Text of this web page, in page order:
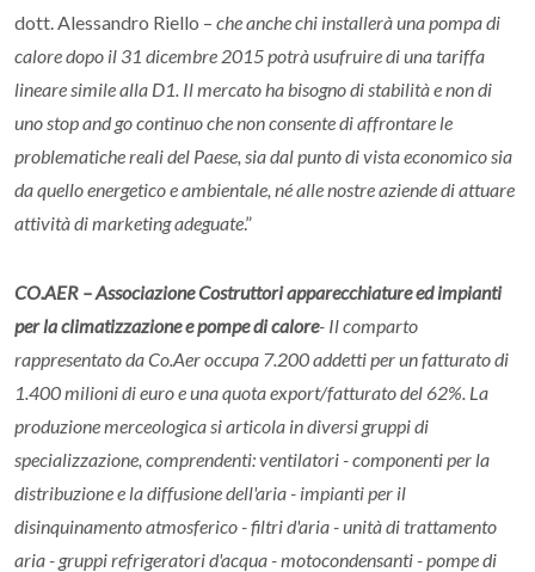
dott. Alessandro Riello – che anche chi installerà una pompa di
calore dopo il 31 dicembre 2015 potrà usufruire di una tariffa
lineare simile alla D1. Il mercato ha bisogno di stabilità e non di
uno stop and go continuo che non consente di affrontare le
problematiche reali del Paese, sia dal punto di vista economico sia
da quello energetico e ambientale, né alle nostre aziende di attuare
attività di marketing adeguate.”
CO.AER – Associazione Costruttori apparecchiature ed impianti
per la climatizzazione e pompe di calore- Il comparto
rappresentato da Co.Aer occupa 7.200 addetti per un fatturato di
1.400 milioni di euro e una quota export/fatturato del 62%. La
produzione merceologica si articola in diversi gruppi di
specializzazione, comprendenti: ventilatori - componenti per la
distribuzione e la diffusione dell'aria - impianti per il
disinquinamento atmosferico - filtri d'aria - unità di trattamento
aria - gruppi refrigeratori d'acqua - motocondensanti - pompe di